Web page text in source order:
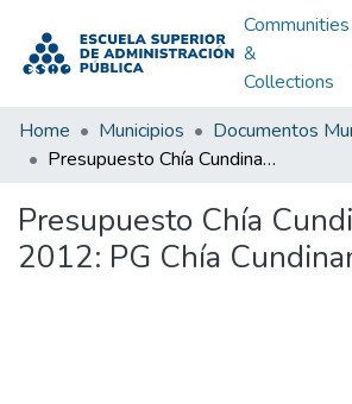
Communities
&
Collections
Home Municipios
Documentos
Presupuesto Chía Cundinamarca 2012: PG Chía Cundinamarca 2012
Presupuesto Chía
2012: PG Chía